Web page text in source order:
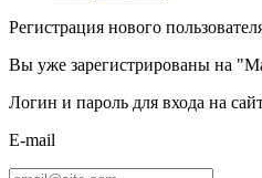
Регистрация нового
Вы уже зарегистрированы на
Логин и пароль для входа на
E-mail